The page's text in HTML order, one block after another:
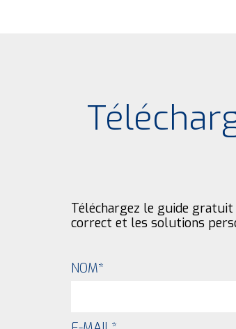
Téléchargez le guide
correct et les solutions
NOM*